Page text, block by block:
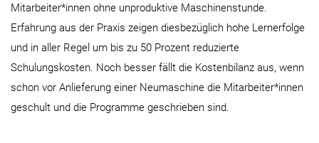
Mitarbeiter*innen ohne unproduktive Maschinenstunde.
Erfahrung aus der Praxis zeigen diesbezüglich hohe Lernerfolge
und in aller Regel um bis zu 50 Prozent reduzierte
Schulungskosten. Noch besser fällt die Kostenbilanz aus, wenn
schon vor Anlieferung einer Neumaschine die Mitarbeiter*innen
geschult und die Programme geschrieben sind.